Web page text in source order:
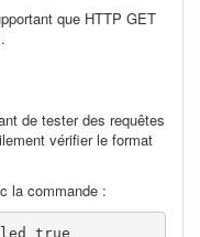
que HTTP GET
de tester des requêtes
vérifier le format
la commande :
true